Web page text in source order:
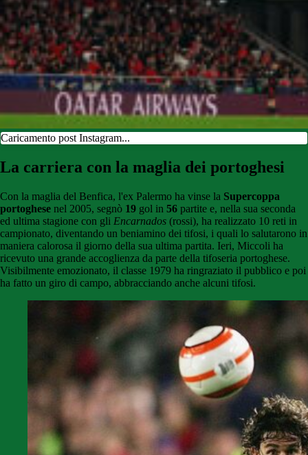
Caricamento post Instagram...
La carriera con la maglia dei portoghesi
Con la maglia del Benfica, l'ex Palermo ha vinse la Supercoppa
portoghese nel 2005, segnò 19 gol in 56 partite e, nella sua seconda
ed ultima stagione con gli Encarnados (rossi), ha realizzato 10 reti in
campionato, diventando un beniamino dei tifosi, i quali lo salutarono in
maniera calorosa il giorno della sua ultima partita. Ieri, Miccoli ha
ricevuto una grande accoglienza da parte della tifoseria portoghese.
Visibilmente emozionato, il classe 1979 ha ringraziato il pubblico e poi
ha fatto un giro di campo, abbracciando anche alcuni tifosi.